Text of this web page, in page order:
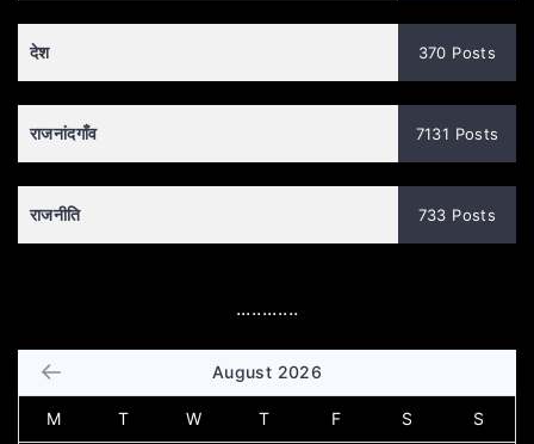
देश 370 Posts
राजनांदगाँव 7131 Posts
राजनीति 733 Posts
............
August 2026
M T W T F S S